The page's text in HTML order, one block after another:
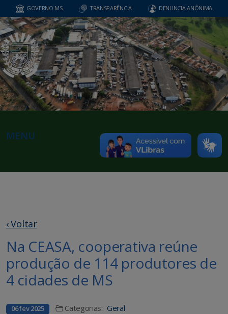
GOVERNO MS TRANSPARÊNCIA DENUNCIA ANÔNIMA
MENU
‹ Voltar
Na CEASA, cooperativa reúne
produção de 114 produtores de
4 cidades de MS
06 fev 2025 Categorias: Geral